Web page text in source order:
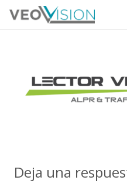
Deja una